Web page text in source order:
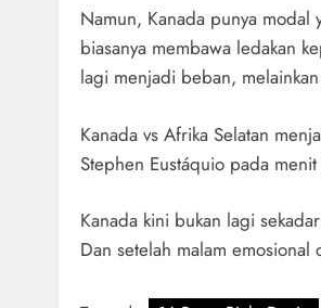
Namun, Kanada punya
biasanya membawa ledakan
lagi menjadi beban,
Kanada vs Afrika Selatan
Stephen Eustáquio pada
Kanada kini bukan lagi
Dan setelah malam